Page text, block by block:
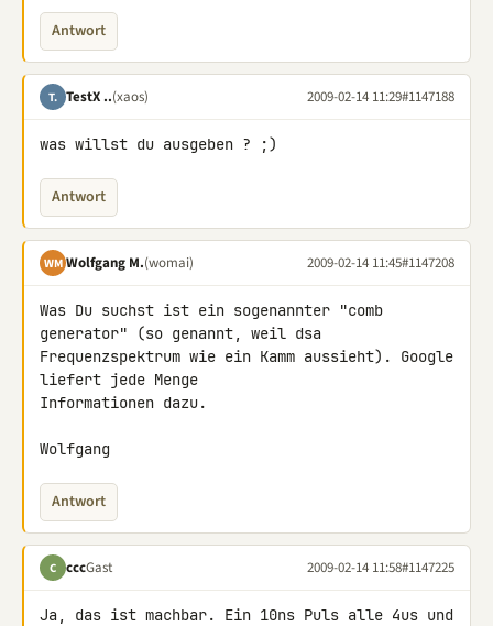
Antwort
T. TestX ..(xaos) 2009-02-14 11:29#1147188
was willst du ausgeben ? ;)
Antwort
WM Wolfgang M.(womai) 2009-02-14 11:45#1147208
Was Du suchst ist ein sogenannter "comb
generator" (so genannt, weil dsa
Frequenzspektrum wie ein Kamm aussieht). Google
liefert jede Menge
Informationen dazu.
Wolfgang
Antwort
C cccGast 2009-02-14 11:58#1147225
Ja, das ist machbar. Ein 10ns Puls alle 4us und